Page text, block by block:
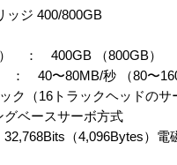
ッジ 400/800GB
： 400GB （800GB）
40〜80MB/秒 （80〜
（16トラックヘッドのサ
ベースサーボ方式
（4,096Bytes）電